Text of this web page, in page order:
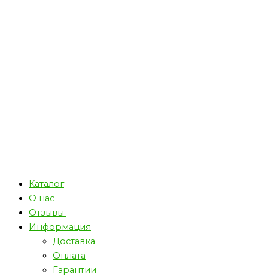
Каталог
О нас
Отзывы
Информация
Доставка
Оплата
Гарантии